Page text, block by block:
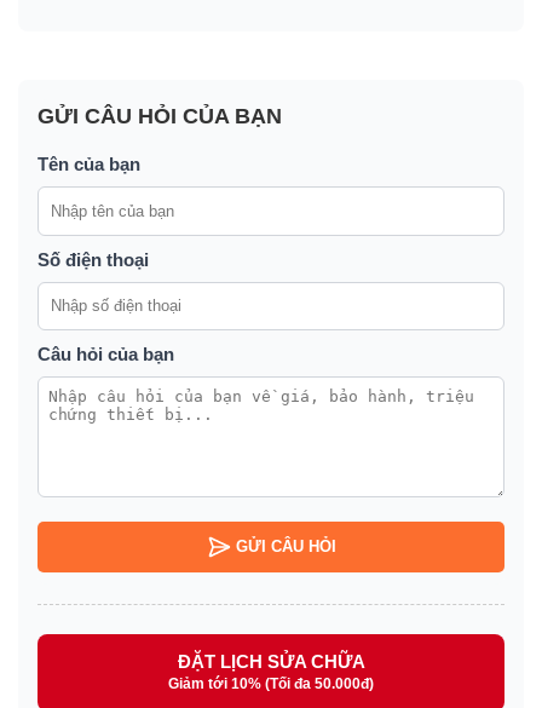
GỬI CÂU HỎI CỦA BẠN
Tên của bạn
Số điện thoại
Câu hỏi của bạn
GỬI CÂU HỎI
ĐẶT LỊCH SỬA CHỮA
Giảm tới 10% (Tối đa 50.000đ)